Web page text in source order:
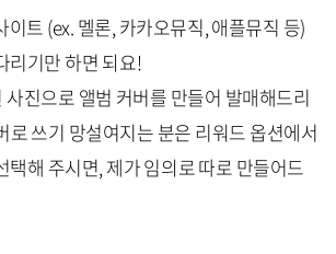
이트 (ex. 멜론, 카카오뮤직, 애플뮤직 등)
리기만 하면 되요!
진으로 앨범 커버를 만들어 발매해드리
로 쓰기 망설여지는 분은 리워드 옵션에서
택해 주시면, 제가 임의로 따로 만들어드